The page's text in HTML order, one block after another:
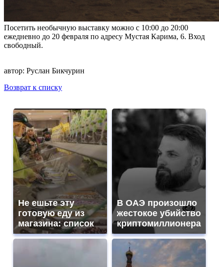
Посетить необычную выставку можно с 10:00 до 20:00
ежедневно до 20 февраля по адресу Мустая Карима, 6. Вход
свободный.
автор: Руслан Бикчурин
Возврат к списку
Не ешьте эту
готовую еду из
магазина: список
В ОАЭ произошло
жестокое убийство
криптомиллионера